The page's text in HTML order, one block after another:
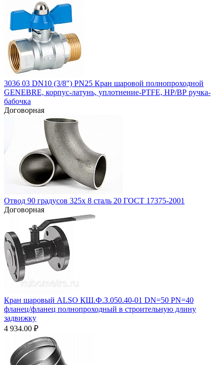
3036 03 DN10 (3/8") PN25 Кран шаровой полнопроходной
GENEBRE, корпус-латунь, уплотнение-PTFE, НР/ВР ручка-
бабочка
Договорная
Отвод 90 градусов 325х 8 сталь 20 ГОСТ 17375-2001
Договорная
Кран шаровый ALSO КШ.Ф.З.050.40-01 DN=50 PN=40
фланец/фланец полнопроходный в строительную длину
задвижку
4 934.00 ₽